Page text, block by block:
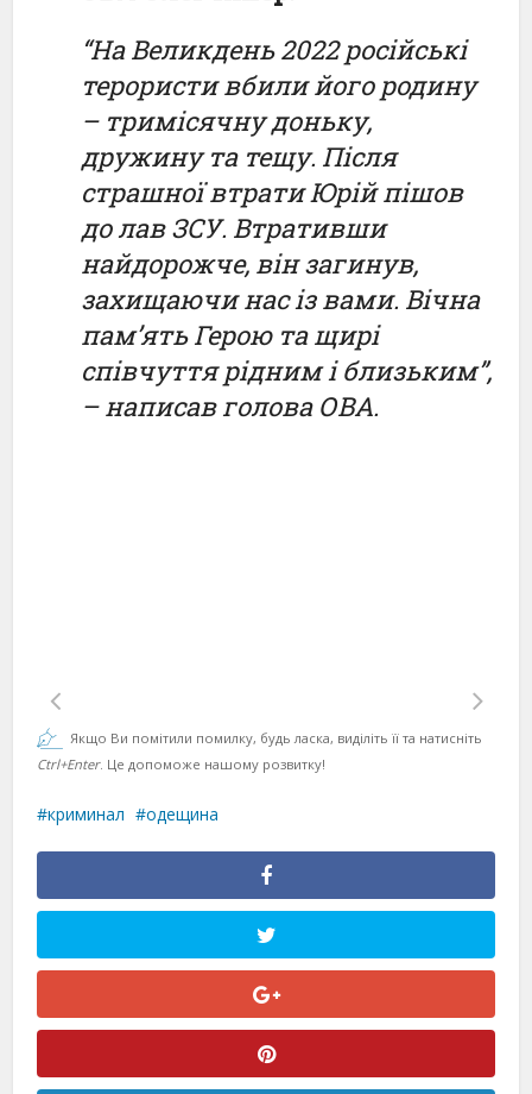
“На Великдень 2022 російські
терористи вбили його родину
– тримісячну доньку,
дружину та тещу. Після
страшної втрати Юрій пішов
до лав ЗСУ. Втративши
найдорожче, він загинув,
захищаючи нас із вами. Вічна
пам’ять Герою та щирі
співчуття рідним і близьким”,
– написав голова ОВА.
Якщо Ви помітили помилку, будь ласка, виділіть її та натисніть
Ctrl+Enter. Це допоможе нашому розвитку!
криминал одещина